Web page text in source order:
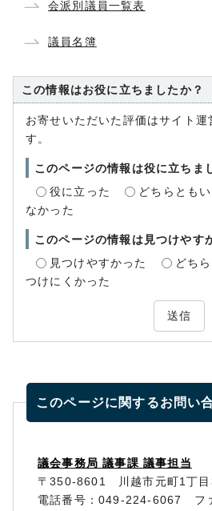
会派別議員一覧表
議員名簿
この情報はお役に立ちましたか？
お寄せいただいた評価はサイト運
す。
このページの情報は役に立ちま
役に立った
どちらとも
なかった
このページの情報は見つけやす
見つけやすかった
どち
つけにくかった
送信
このページに関するお問い
議会事務局 議事課 議事担当
〒350-8601 川越市元町1丁目
電話番号：049-224-6067 フ